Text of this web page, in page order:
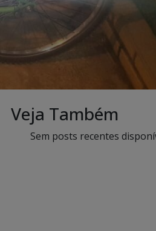
Veja Também
Sem posts recentes